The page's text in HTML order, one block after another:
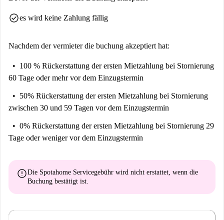
check_circlees wird keine Zahlung fällig
Nachdem der vermieter die buchung akzeptiert hat:
100 % Rückerstattung der ersten Mietzahlung bei Stornierung
60 Tage oder mehr vor dem Einzugstermin
50% Rückerstattung der ersten Mietzahlung bei Stornierung
zwischen 30 und 59 Tagen vor dem Einzugstermin
0% Rückerstattung der ersten Mietzahlung bei Stornierung 29
Tage oder weniger vor dem Einzugstermin
errorDie Spotahome Servicegebühr wird nicht erstattet, wenn die
Buchung bestätigt ist.